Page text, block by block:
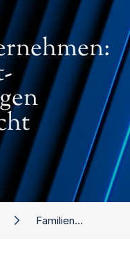
Familienunternehmen: Management-Entscheidungen abnicken reicht nicht!